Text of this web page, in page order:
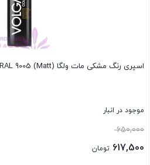
اسپری رنگ مشکی مات ولگا VOLGA COLOR – RAL 9005 (Matt)
موجود در انبار
650,000قیمت
اصلی:617,500 تومان